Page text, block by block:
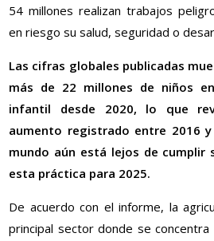
54 millones realizan trabajos
en riesgo su salud, seguridad o
Las cifras globales publicadas
más de 22 millones de niños
infantil desde 2020, lo que
aumento registrado entre 2016
mundo aún está lejos de cumplir
esta práctica para 2025.
De acuerdo con el informe, la
principal sector donde se